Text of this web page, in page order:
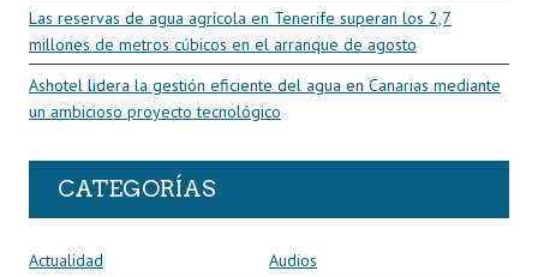
Las reservas de agua agrícola en Tenerife superan los 2,7
millones de metros cúbicos en el arranque de agosto
Ashotel lidera la gestión eficiente del agua en Canarias mediante
un ambicioso proyecto tecnológico
CATEGORÍAS
Actualidad
Audios